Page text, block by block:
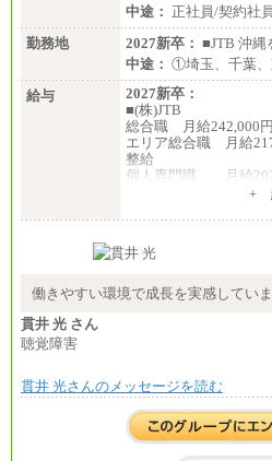
中途： 正社員/契約社員
勤務地
2027新卒： ■JTB 沖
中途： ①埼玉、千葉
給与
2027新卒：
■(株)JTB
総合職 月給242,000
エリア総合職 月給
整給
個人専門職 月給
総合職 月給208,000～
※詳細はJTBキャリア
総合職 月給220,000～
整給
※詳細はJTBキャリア
+
働きやすい環境で成長を実感していま
貫井 光 さん
聴覚障害
貫井 光さんのメッセージを読む